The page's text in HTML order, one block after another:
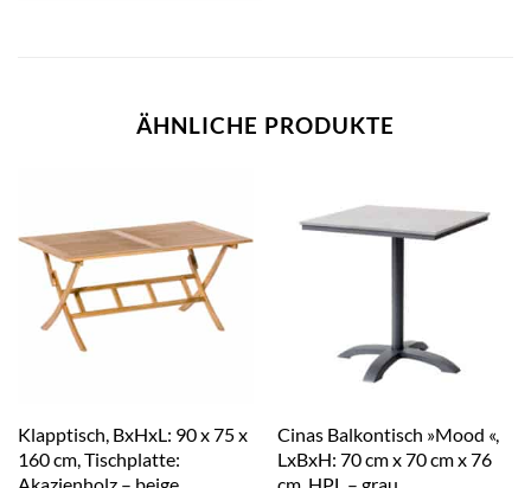
ÄHNLICHE PRODUKTE
Klapptisch, BxHxL: 90 x 75 x
160 cm, Tischplatte:
Cinas Balkontisch »Mood «,
LxBxH: 70 cm x 70 cm x 76